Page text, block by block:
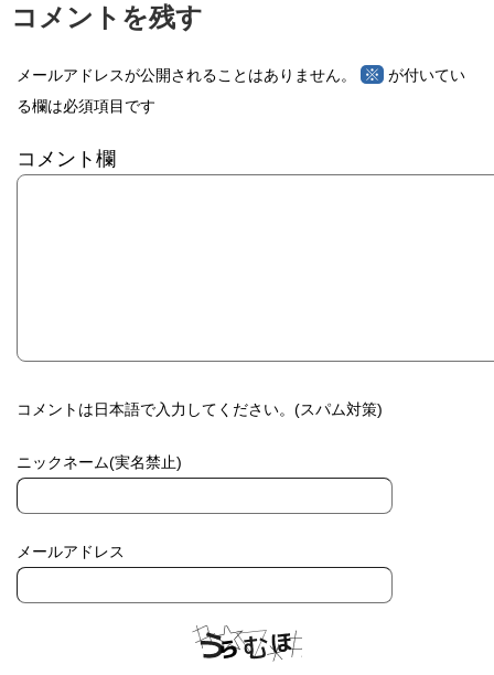
コメントを残す
メールアドレスが公開されることはありません。 ※ が付いてい
る欄は必須項目です
コメント欄
コメントは日本語で入力してください。(スパム対策)
ニックネーム(実名禁止)
メールアドレス